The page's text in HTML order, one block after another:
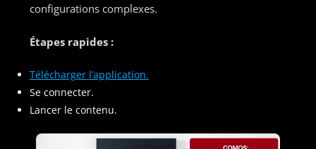
configurations complexes.
Étapes rapides :
Télécharger l’application.
Se connecter.
Lancer le contenu.